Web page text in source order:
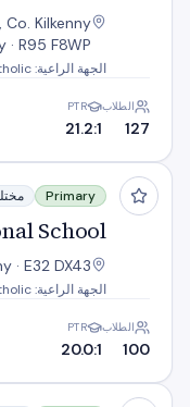
Kilkenny
· R95 F8WP
الجهة الراعية: Catholic
الطلاب
127
PTR
21.2:1
National School
Primary
School
· E32 DX43
الجهة الراعية: Catholic
الطلاب
100
PTR
20.0:1
Piltown National School